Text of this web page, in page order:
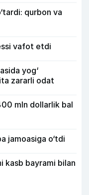
qurbon va
vafot etdi
yog‘
zararli odat
mln dollarlik bal
jamoasiga o‘tdi
kasb bayrami bilan